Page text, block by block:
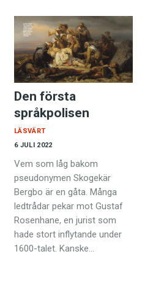
Den första
språkpolisen
6 JULI 2022
LÄSVÄRT
Vem som låg bakom
pseudonymen Skogekär
Bergbo är en gåta. Många
ledtrådar pekar mot Gustaf
Rosenhane, en jurist som
hade stort inflytande under
1600-talet. Kanske…